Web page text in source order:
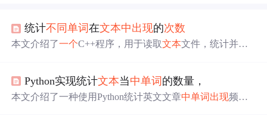
统计不同单词在文本中出现的次数
本文介绍了一个C++程序，用于读取文本文件，统计并显
词 及其对应的数量。
Python实现统计文本当中单词 的数量，
本文介绍了一种使用Python统计英文文章中单词出现频率